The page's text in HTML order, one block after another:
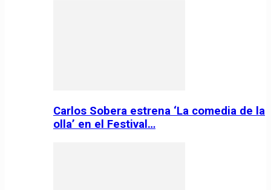
Carlos Sobera estrena ‘La comedia de la
olla’ en el Festival…